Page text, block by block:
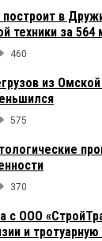
в
техники за 564
460
из
575
370
с ООО
и тротуарную